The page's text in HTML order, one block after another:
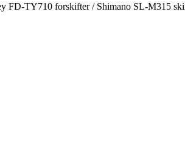
FD-TY710 forskifter / Shimano SL-M315